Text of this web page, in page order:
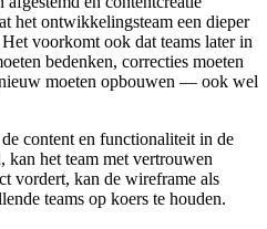
het ontwikkelingsteam een dieper
voorkomt ook dat teams later in
bedenken, correcties moeten
moeten opbouwen — ook wel
content en functionaliteit in de
kan het team met vertrouwen
vordert, kan de wireframe als
teams op koers te houden.